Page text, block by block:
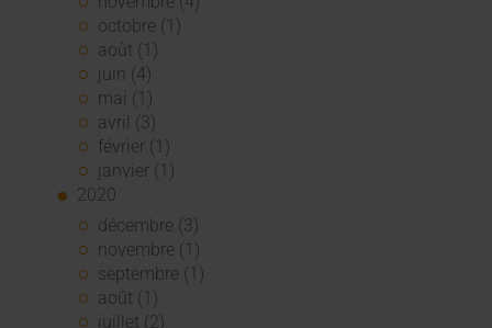
octobre (1)
août (1)
juin (4)
mai (1)
avril (3)
février (1)
janvier (1)
2020
décembre (3)
novembre (1)
septembre (1)
août (1)
juillet (2)